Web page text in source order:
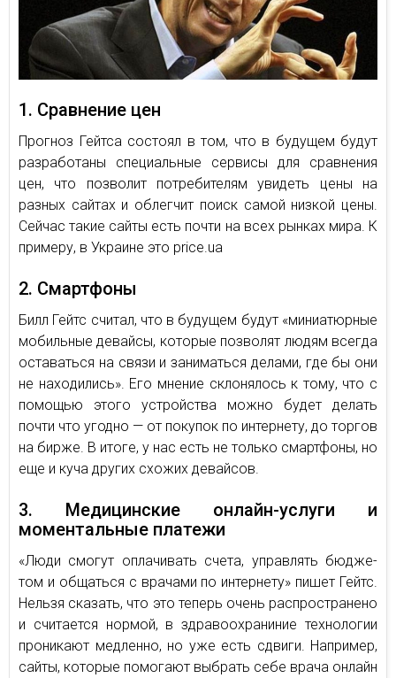
1. Сравнение цен
Прогноз Гейтса состоял в том, что в будущем будут
разработаны специальные сервисы для сравнения
цен, что позволит потребителям увидеть цены на
разных сайтах и облегчит поиск самой низкой цены.
Сейчас такие сайты есть почти на всех рынках мира. К
примеру, в Украине это price.ua
2. Смартфоны
Билл Гейтс считал, что в будущем будут «ми­ни­а­тюр­ные
мо­биль­ные де­вай­сы, ко­то­рые поз­во­лят людям все­гда
оста­вать­ся на связи и за­ни­мать­ся де­ла­ми, где бы они
не на­хо­ди­лись». Его мнение склонялось к тому, что с
помощью этого устройства можно будет делать
почти что угодно — от покупок по интернету, до торгов
на бирже. В итоге, у нас есть не только смартфоны, но
еще и куча других схожих девайсов.
3. Медицинские онлайн-услуги и
моментальные платежи
«Люди смо­гут опла­чи­вать счета, управ­лять бюд­же­
том и об­щать­ся с вра­ча­ми по ин­тер­не­ту» пишет Гейтс.
Нельзя сказать, что это теперь очень распространено
и считается нормой, в здравоохраниние технологии
проникают медленно, но уже есть сдвиги. Например,
сайты, которые помогают выбрать себе врача онлайн